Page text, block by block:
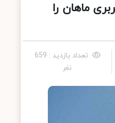
ماهان را
تعداد بازدید : 659
نفر